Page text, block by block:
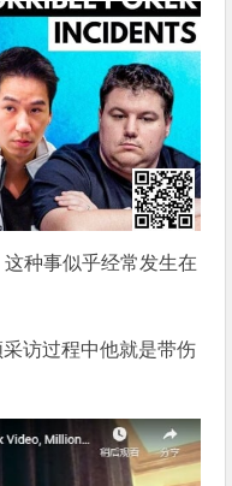
这种事似乎经常发生在
访过程中他就是带伤